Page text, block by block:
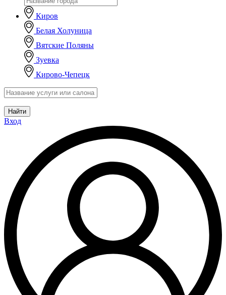
Киров
Белая Холуница
Вятские Поляны
Зуевка
Кирово-Чепецк
Найти
Вход